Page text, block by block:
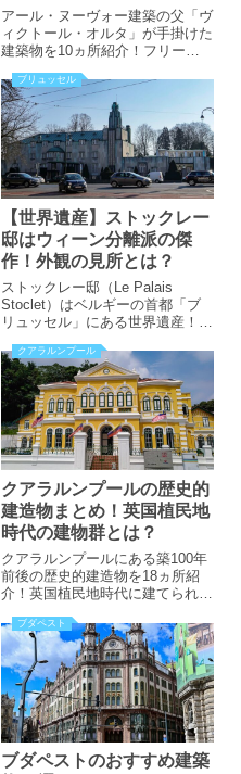
アール・ヌーヴォー建築の父「ヴ
ィクトール・オルタ」が手掛けた
建築物を10ヵ所紹介！フリーメ
って？赤レンガを使用したオルタ
設計の珍しい建物とは？写真、マ
ップ付きで世界遺産以外の物件に
絞って紹介しています。
ブリュッセル
【世界遺産】ストックレー
邸はウィーン分離派の傑
作！外観の見所とは？
ストックレー邸（Le Palais
Stoclet）はベルギーの首都「ブ
リュッセル」にある世界遺産！ウ
傑作。外観の注目点やアクセス方
法とは？モダニズム建築へとつな
がった建物は必見です！
クアラルンプール
クアラルンプールの歴史的
建造物まとめ！英国植民地
時代の建物群とは？
クアラルンプールにある築100年
前後の歴史的建造物を18ヵ所紹
介！英国植民地時代に建てられた
して利用された建物って？ガイド
ブックで紹介されていない穴場ス
ポットも網羅！
ブダペスト
ブダペストのおすすめ建築